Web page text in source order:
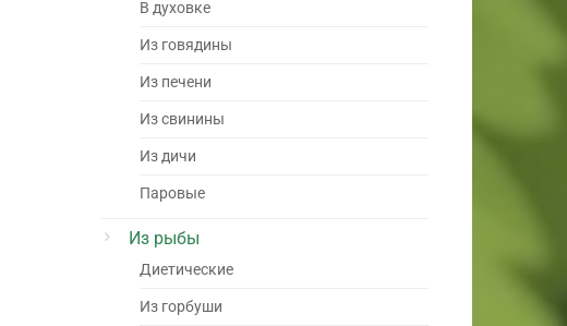
В духовке
Из говядины
Из печени
Из свинины
Из дичи
Паровые
Из рыбы
Диетические
Из горбуши